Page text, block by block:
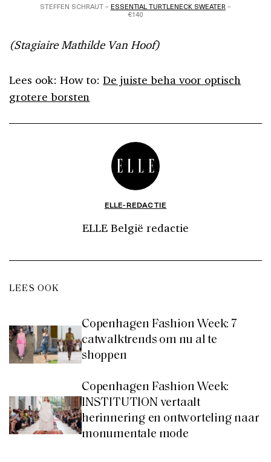
STEFFEN SCHRAUT –ESSENTIAL TURTLENECK SWEATER–
€140
(Stagiaire Mathilde Van Hoof)
Lees ook: How to:De juiste beha voor optisch
grotere borsten
ELLE-REDACTIE
ELLE België redactie
LEES OOK
Copenhagen Fashion Week: 7
catwalktrends om nu al te
shoppen
Copenhagen Fashion Week:
INSTITUTION vertaalt
herinnering en ontworteling naar
monumentale mode